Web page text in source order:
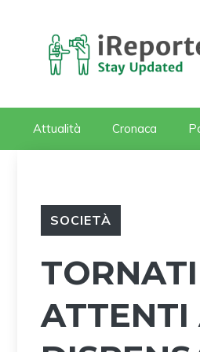
contenuto
Attualità Cronaca
SOCIETÀ
ATTENTI